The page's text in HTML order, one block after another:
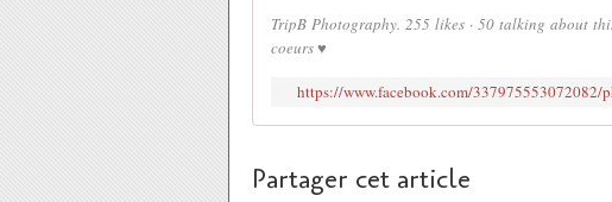
TripB Photography. 255 likes · 50 talking about
coeurs ♥
https://www.facebook.com/
Partager cet article